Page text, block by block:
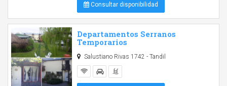
Consultar disponibilidad
Departamentos Serranos
Temporarios
Salustiano Rivas 1742 - Tandil